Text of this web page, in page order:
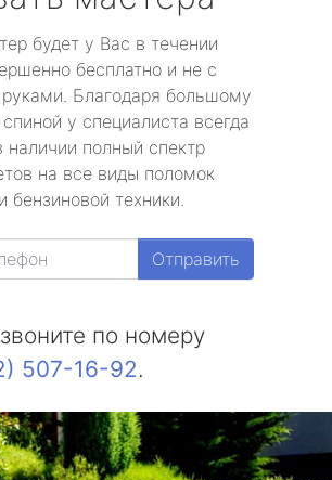
будет у Вас в течении
бесплатно и не с
Благодаря большому
у специалиста всегда
наличии полный спектр
на все виды поломок
бензиновой техники.
Отправить
по номеру
507-16-92.